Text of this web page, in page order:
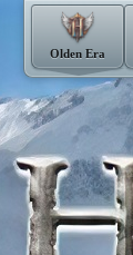
Olden Era